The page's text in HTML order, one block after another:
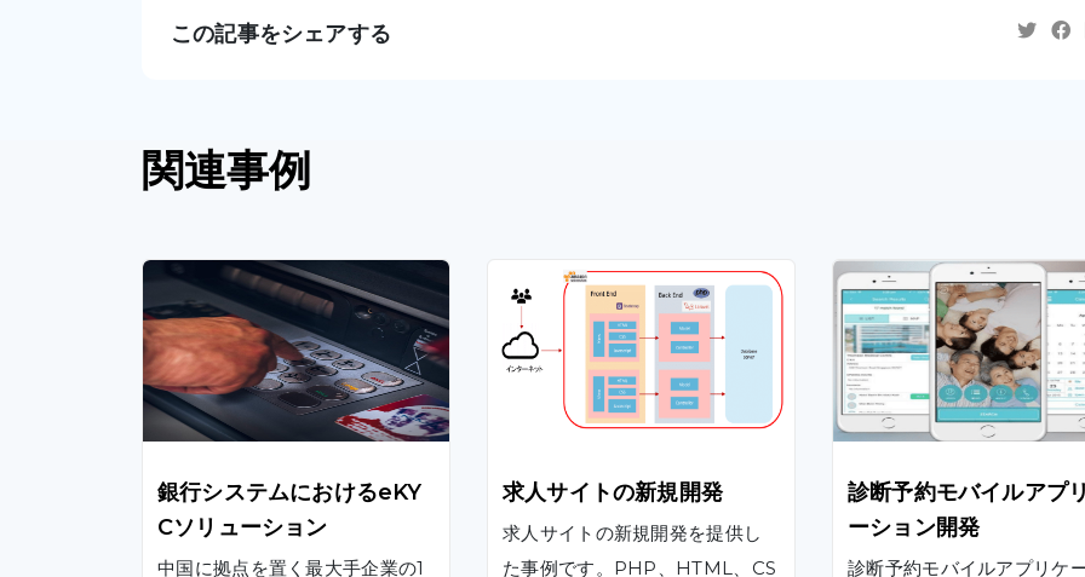
この記事をシェアする
関連事例
銀行システムにおけるeKY
Cソリューション
中国に拠点を置く最大手企業の1
求人サイトの新規開発
求人サイトの新規開発を提供し
た事例です。PHP、HTML、CS
診断予約モバイルアプ
ーション開発
診断予約モバイルアプリケ